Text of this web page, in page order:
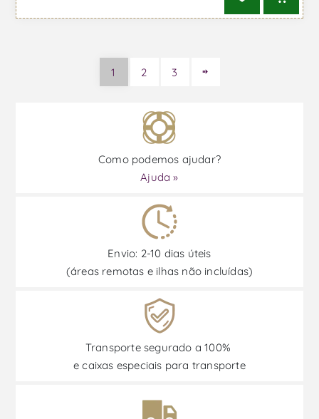
1 2 3
Como podemos ajudar?
Ajuda »
Envio: 2-10 dias úteis
(áreas remotas e ilhas não incluídas)
Transporte segurado a 100%
e caixas especiais para transporte